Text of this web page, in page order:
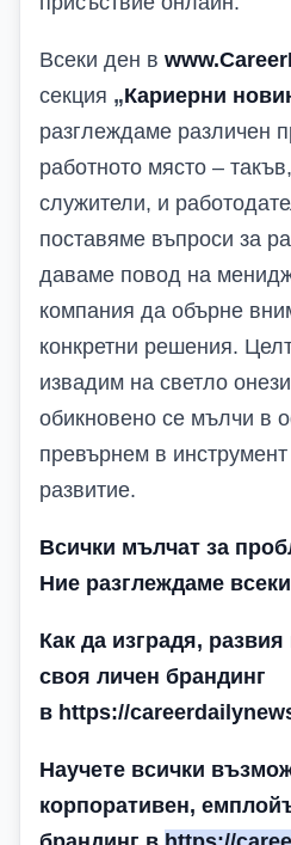
Всеки ден в
секция „Кариерни
разглеждаме различен
работното място –
служители, и
поставяме въпроси за
даваме повод на
компания да обърне
конкретни решения.
извадим на светло
обикновено се мълчи в
превърнем в
развитие.
Всички мълчат за
Ние разглеждаме
Как да изградя,
своя личен брандинг
в https://
Научете всички
корпоративен,